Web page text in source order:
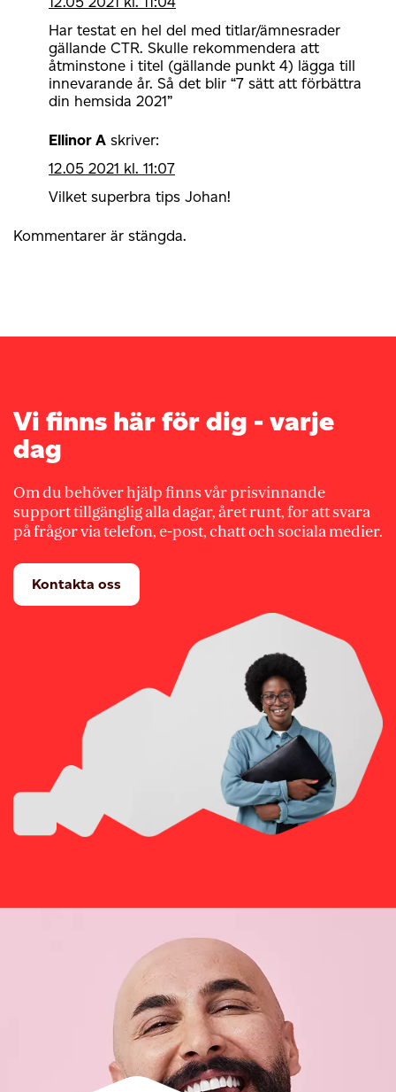
Har testat en hel del med titlar/ämnesrader
gällande CTR. Skulle rekommendera att
åtminstone i titel (gällande punkt 4) lägga till
innevarande år. Så det blir “7 sätt att förbättra
din hemsida 2021”
Ellinor A skriver:
12.05 2021 kl. 11:07
Vilket superbra tips Johan!
Kommentarer är stängda.
Vi finns här för dig - varje
dag
Om du behöver hjälp finns vår prisvinnande
support tillgänglig alla dagar, året runt, for att svara
på frågor via telefon, e-post, chatt och sociala medier.
Kontakta oss